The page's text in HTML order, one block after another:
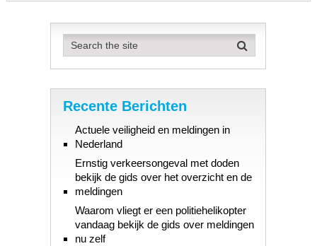
Recente Berichten
Actuele veiligheid en meldingen in
Nederland
Ernstig verkeersongeval met doden
bekijk de gids over het overzicht en de
meldingen
Waarom vliegt er een politiehelikopter
vandaag bekijk de gids over meldingen
nu zelf